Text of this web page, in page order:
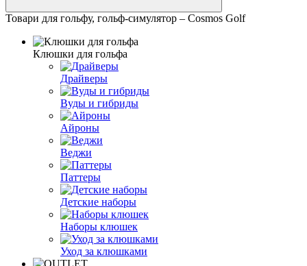
Товари для гольфу, гольф-симулятор – Cosmos Golf
Клюшки для гольфа
Драйверы
Вуды и гибриды
Айроны
Веджи
Паттеры
Детские наборы
Наборы клюшек
Уход за клюшками